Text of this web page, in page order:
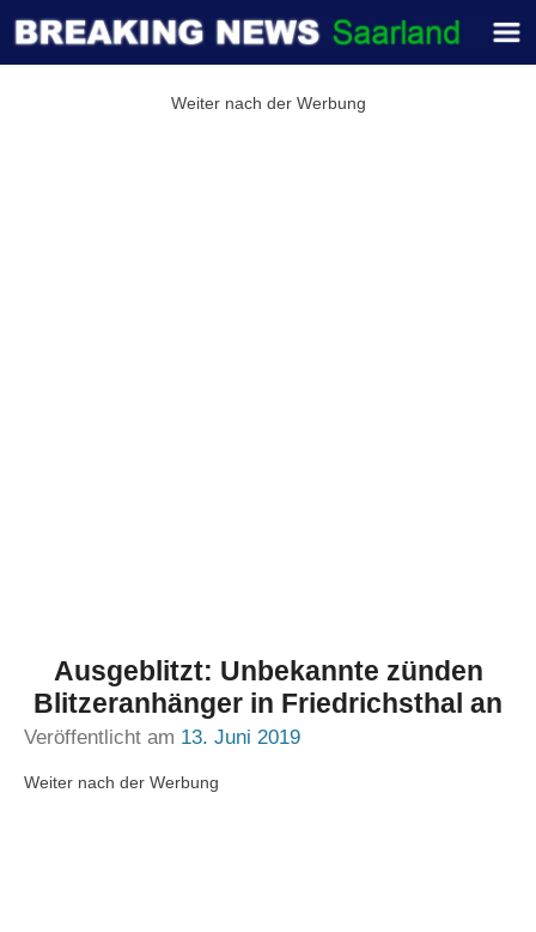
Weiter nach der Werbung
Ausgeblitzt: Unbekannte zünden
Blitzeranhänger in Friedrichsthal an
Veröffentlicht am 13. Juni 2019
Weiter nach der Werbung